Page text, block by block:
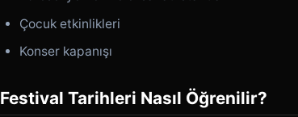
Çocuk etkinlikleri
Konser kapanışı
Festival Tarihleri Nasıl Öğrenilir?